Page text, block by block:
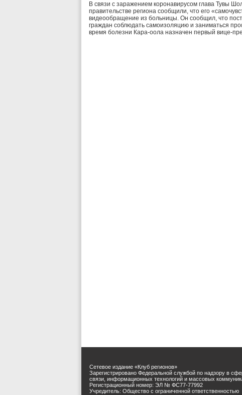
В связи с заражением коронавирусом глава Тувы
правительстве региона сообщили, что его
видеообращение из больницы. Он сообщил, что
граждан соблюдать самоизоляцию и заниматься
время болезни Кара-оола назначен первый вице-
Сетевое издание «Клуб регионов»
Зарегистрировано Федеральной службой по надзору в
связи, информационных технологий и массовых
Регистрационный номер: ЭЛ № ФС77-77992
Учредитель: Общество с ограниченной ответственностью